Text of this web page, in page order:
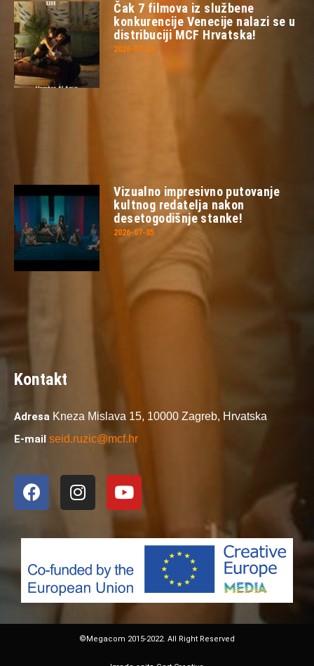
Čak 7 filmova iz službene
konkurencije Venecije nalazi se u
distribuciji MCF Hrvatska!
2026-07-23
Vizualno impresivno putovanje
kultnog redatelja nakon
desetogodišnje stanke!
2026-07-05
Kontakt
Adresa Kneza Mislava 15, 10000 Zagreb, Hrvatska
E-mail seid.ruzic@mcf.hr
©Megacom 2015-2022. All Right Reserved